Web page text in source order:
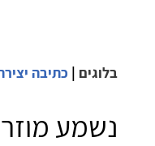
בלוגים | כתיבה
נשמע